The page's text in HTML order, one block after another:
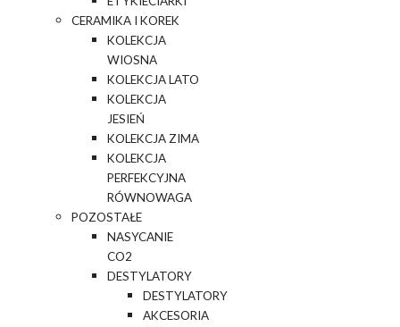
CERAMIKA I KOREK
KOLEKCJA
WIOSNA
KOLEKCJA LATO
KOLEKCJA
JESIEŃ
KOLEKCJA ZIMA
KOLEKCJA
PERFEKCYJNA
RÓWNOWAGA
POZOSTAŁE
NASYCANIE
CO2
DESTYLATORY
DESTYLATORY
AKCESORIA